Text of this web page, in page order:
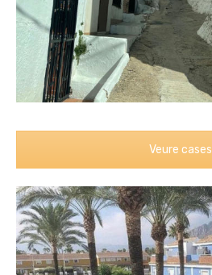
Veure cases